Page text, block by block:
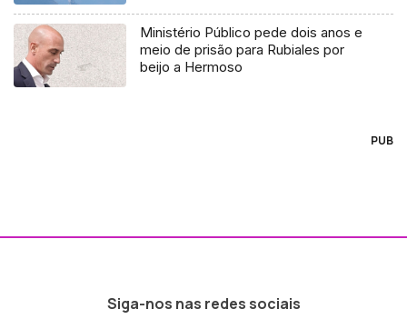
Ministério Público pede dois anos e
meio de prisão para Rubiales por
beijo a Hermoso
PUB
Siga-nos nas redes sociais